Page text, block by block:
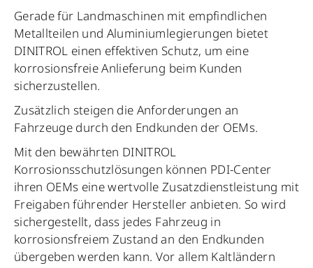
Gerade für Landmaschinen mit empfindlichen
Metallteilen und Aluminiumlegierungen bietet
DINITROL einen effektiven Schutz, um eine
korrosionsfreie Anlieferung beim Kunden
sicherzustellen.
Zusätzlich steigen die Anforderungen an
Fahrzeuge durch den Endkunden der OEMs.
Mit den bewährten DINITROL
Korrosionsschutzlösungen können PDI-Center
ihren OEMs eine wertvolle Zusatzdienstleistung mit
Freigaben führender Hersteller anbieten. So wird
sichergestellt, dass jedes Fahrzeug in
korrosionsfreiem Zustand an den Endkunden
übergeben werden kann. Vor allem Kaltländern